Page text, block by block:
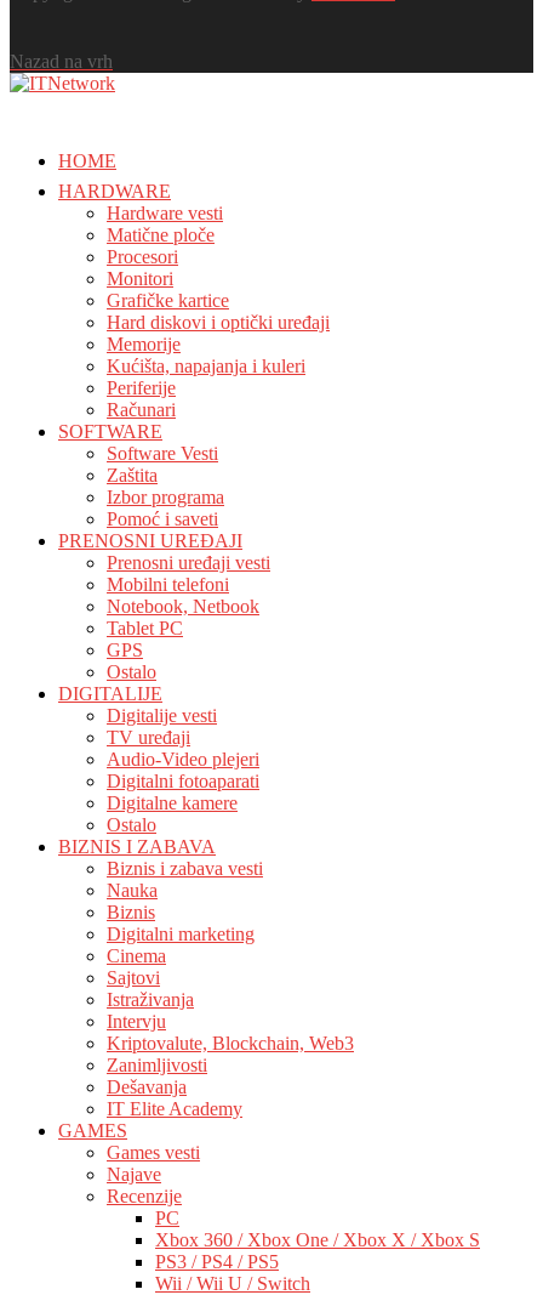
Nazad na vrh
HOME
HARDWARE
Hardware vesti
Matične ploče
Procesori
Monitori
Grafičke kartice
Hard diskovi i optički uređaji
Memorije
Kućišta, napajanja i kuleri
Periferije
Računari
SOFTWARE
Software Vesti
Zaštita
Izbor programa
Pomoć i saveti
PRENOSNI UREĐAJI
Prenosni uređaji vesti
Mobilni telefoni
Notebook, Netbook
Tablet PC
GPS
Ostalo
DIGITALIJE
Digitalije vesti
TV uređaji
Audio-Video plejeri
Digitalni fotoaparati
Digitalne kamere
Ostalo
BIZNIS I ZABAVA
Biznis i zabava vesti
Nauka
Biznis
Digitalni marketing
Cinema
Sajtovi
Istraživanja
Intervju
Kriptovalute, Blockchain, Web3
Zanimljivosti
Dešavanja
IT Elite Academy
GAMES
Games vesti
Najave
Recenzije
PC
Xbox 360 / Xbox One / Xbox X / Xbox S
PS3 / PS4 / PS5
Wii / Wii U / Switch